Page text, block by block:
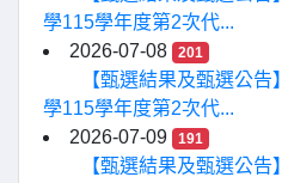
學115學年度第2次代...
2026-07-08
201
【甄選結果及甄選公
學115學年度第2次代...
2026-07-09
191
【甄選結果及甄選公